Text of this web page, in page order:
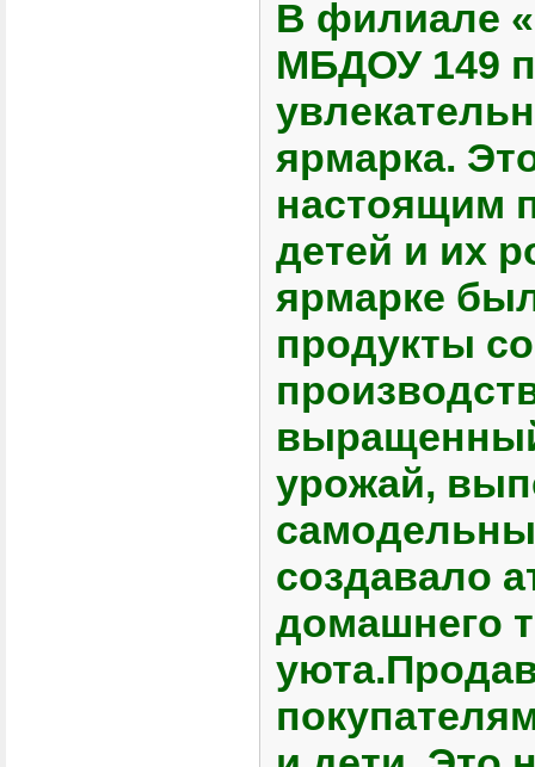
В филиале
МБДОУ 149
ярмарка.
настоящим
детей и их
ярмарке
продукты
урожай,
создавало
домашнего